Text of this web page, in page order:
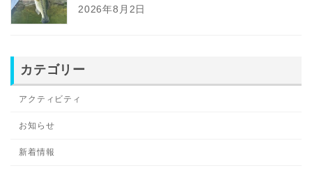
2026年8月2日
カテゴリー
アクティビティ
お知らせ
新着情報